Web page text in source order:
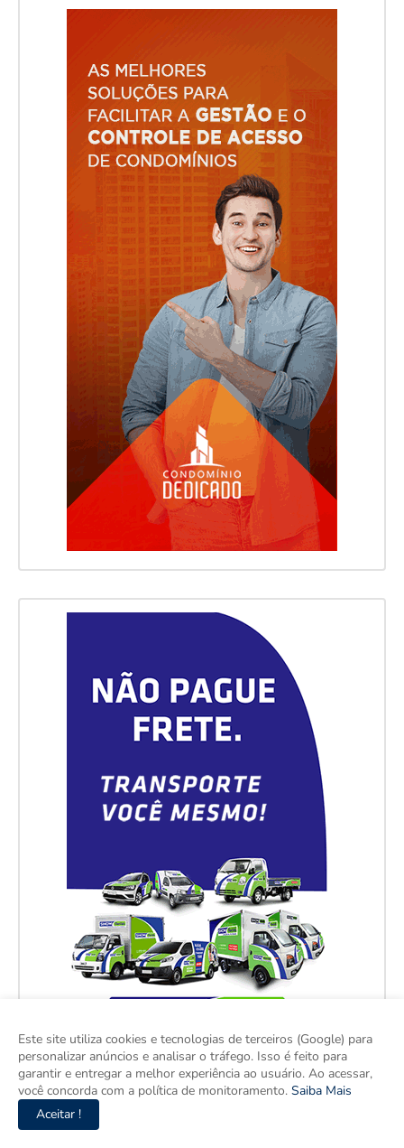
Este site utiliza cookies e tecnologias de terceiros (Google) para
personalizar anúncios e analisar o tráfego. Isso é feito para
garantir e entregar a melhor experiência ao usuário. Ao acessar,
você concorda com a política de monitoramento. Saiba Mais
Aceitar !